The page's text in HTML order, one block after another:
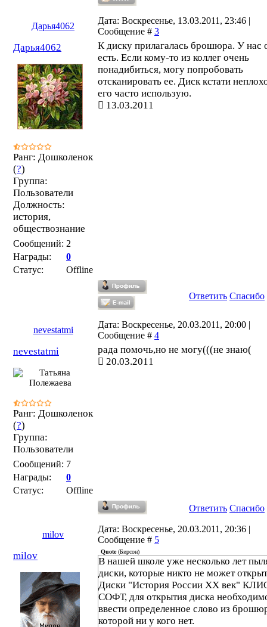
Дарья4062
Дата: Воскресенье, 13.03.2011, 23:46 |
Сообщение # 3
Дарья4062
Ранг: Дошколенок
(?)
Группа:
Пользователи
Должность:
история,
обществознание
Сообщений: 2
Награды:
0
Статус:
Offline
К диску прилагалась брошюра. У нас
есть. Если кому-то из коллег очень
понадибиться, могу попробовать
отсканировать ее. Диск кстати
его часто использую.
13.03.2011
Ответить Спасибо
nevestatmi
Дата: Воскресенье, 20.03.2011, 20:00 |
Сообщение # 4
nevestatmi
Ранг: Дошколенок
(?)
Группа:
Пользователи
Сообщений: 7
Награды:
0
Статус:
Offline
рада помочь,но не могу(((не знаю(
20.03.2011
Ответить Спасибо
milov
Дата: Воскресенье, 20.03.2011, 20:36 |
Сообщение # 5
milov Quote(Бирсон)
В нашей школе уже несколько лет
диски, которые никто не может
Диски "История России XX век"
СОФТ, для открытия диска
ввести определенное слово из
которой ни у кого нет.